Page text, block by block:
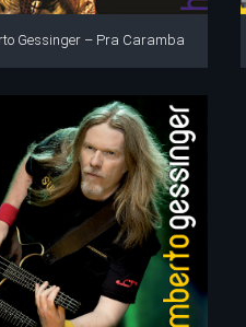
Gessinger – Pra Caramba